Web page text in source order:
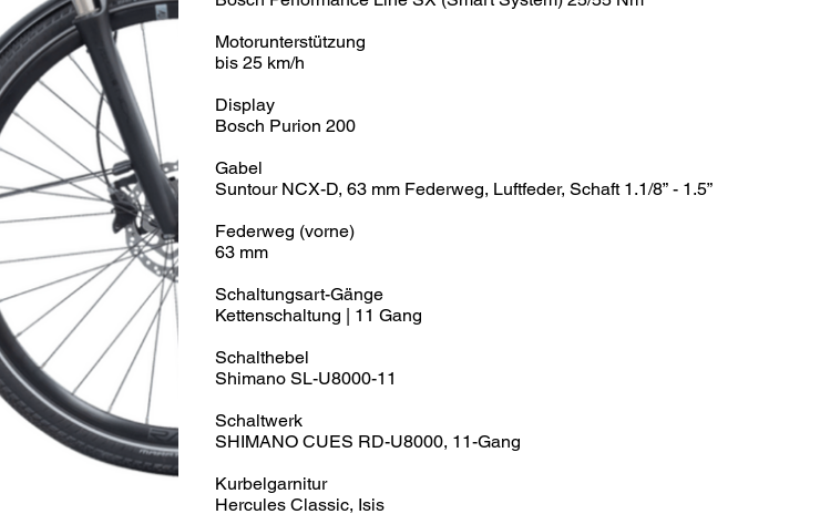
Motorunterstützung
bis 25 km/h
Display
Bosch Purion 200
Gabel
Suntour NCX-D, 63 mm Federweg, Luftfeder, Schaft 1.1/8” - 1.5”
Federweg (vorne)
63 mm
Schaltungsart-Gänge
Kettenschaltung | 11 Gang
Schalthebel
Shimano SL-U8000-11
Schaltwerk
SHIMANO CUES RD-U8000, 11-Gang
Kurbelgarnitur
Hercules Classic, Isis